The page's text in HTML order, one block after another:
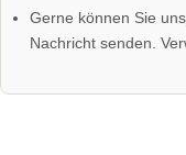
Gerne können Sie
Nachricht senden.